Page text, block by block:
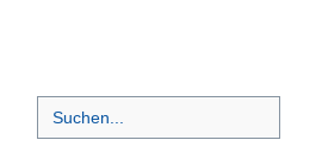
Search
for: